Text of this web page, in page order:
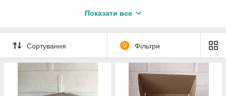
крафтові подарункові коробки, які ні чим не поступаються
доповнити своєю оригінальністю. Все паковання для
подарунків і подарункових наборів завжди є в наявності.
Телефонуйте та замовляйте.
Показати все
Сортування 0 Фільтри